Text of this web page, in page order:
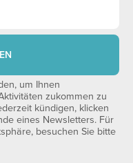
um Ihnen
zukommen zu
kündigen, klicken
eines Newsletters. Für
besuchen Sie bitte